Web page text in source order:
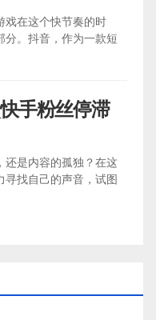
戏在这个快节奏的时
分。抖音，作为一款短
手粉丝停滞
还是内容的孤独？在这
寻找自己的声音，试图